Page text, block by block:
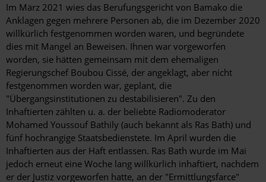
Im März 2021 wies das Berufungsgericht von Bamako die
Anklagen gegen mehrere Personen ab, die im Dezember 2020
willkürlich festgenommen worden waren, und begründete
dies mit Mangel an Beweisen. Ihnen war vorgeworfen
worden, sie hätten gemeinsam mit dem ehemaligen
Regierungschef Boubou Cissé, der angeklagt, aber nicht
festgenommen worden war, geplant, die
"Übergangsinstitutionen zu destabilisieren". Zu den
Inhaftierten zählten u. a. der beliebte Radiomoderator
Mohamed Youssouf Bathily (auch bekannt als Ras Bath) und
fünf hochrangige Staatsbedienstete. Im April wurden die
Inhaftierten aus der Haft entlassen. Ras Bath wurde im Mai
jedoch erneut eine Woche lang willkürlich inhaftiert, nachdem
er der Justiz vorgeworfen hatte, an der "Ermittlungsfarce"